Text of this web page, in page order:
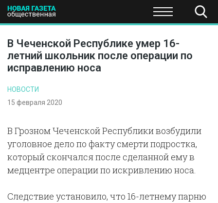
ПОЛИТИКА ЭКОНОМИКА НАУКА И
В Чеченской Республике умер 16-
летний школьник после операции по
исправлению носа
НОВОСТИ
15 февраля 2020
В Грозном Чеченской Республики возбудили
уголовное дело по факту смерти подростка,
который скончался после сделанной ему в
медцентре операции по искривлению носа.
Следствие установило, что 16-летнему парню